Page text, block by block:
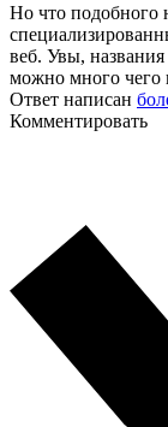
Но что подобного
веб. Увы,
можно много чего
Ответ написан
Комментировать